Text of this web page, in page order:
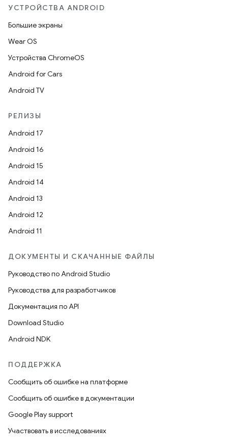
УСТРОЙСТВА ANDROID
Большие экраны
Wear OS
Устройства ChromeOS
Android for Cars
Android TV
РЕЛИЗЫ
Android 17
Android 16
Android 15
Android 14
Android 13
Android 12
Android 11
ДОКУМЕНТЫ И СКАЧАННЫЕ ФАЙЛЫ
Руководство по Android Studio
Руководства для разработчиков
Документация по API
Download Studio
Android NDK
ПОДДЕРЖКА
Сообщить об ошибке на платформе
Сообщить об ошибке в документации
Google Play support
Участвовать в исследованиях